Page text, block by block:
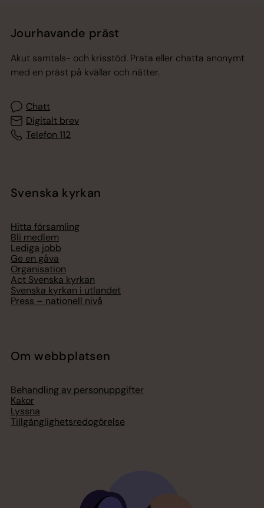
Jourhavande präst
Akut samtals- och krisstöd. Prata eller chatta anonymt
med en präst på kvällar och nätter.
Chatt
Digitalt brev
Telefon 112
Svenska kyrkan
Hitta församling
Bli medlem
Lediga jobb
Ge en gåva
Organisation
Act Svenska kyrkan
Svenska kyrkan i utlandet
Press – nationell nivå
Om webbplatsen
Behandling av personuppgifter
Kakor
Lyssna
Tillgänglighetsredogörelse